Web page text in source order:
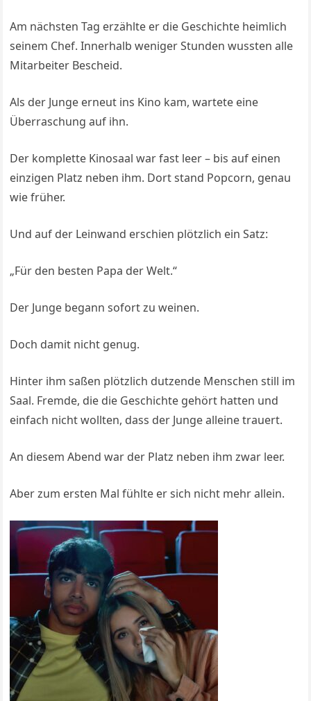
Am nächsten Tag erzählte er die Geschichte heimlich
seinem Chef. Innerhalb weniger Stunden wussten alle
Mitarbeiter Bescheid.
Als der Junge erneut ins Kino kam, wartete eine
Überraschung auf ihn.
Der komplette Kinosaal war fast leer – bis auf einen
einzigen Platz neben ihm. Dort stand Popcorn, genau
wie früher.
Und auf der Leinwand erschien plötzlich ein Satz:
„Für den besten Papa der Welt.“
Der Junge begann sofort zu weinen.
Doch damit nicht genug.
Hinter ihm saßen plötzlich dutzende Menschen still im
Saal. Fremde, die die Geschichte gehört hatten und
einfach nicht wollten, dass der Junge alleine trauert.
An diesem Abend war der Platz neben ihm zwar leer.
Aber zum ersten Mal fühlte er sich nicht mehr allein.